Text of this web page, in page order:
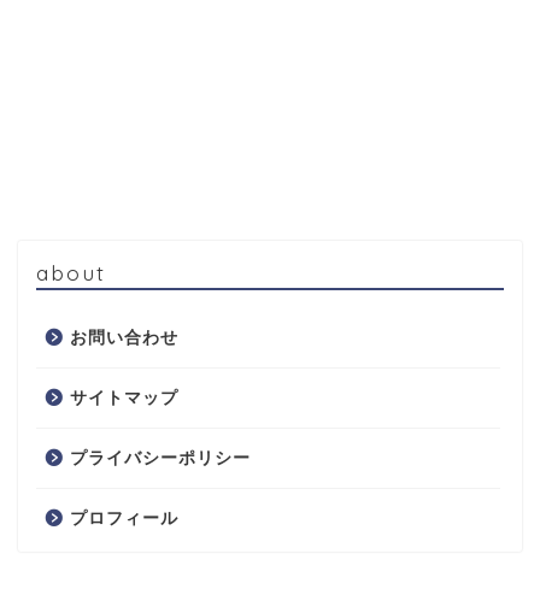
about
お問い合わせ
サイトマップ
プライバシーポリシー
プロフィール